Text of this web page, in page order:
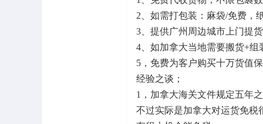
2、如需打包装：麻袋/免费，
3、提供广州周边城市上门提
4、如加拿大当地需要搬货+
5，免费为客户购买十万货值
经验之谈；
1，加拿大海关文件规定五年
不过实际是加拿大对运货免税